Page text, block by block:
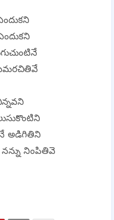
అడిగితిని
నింపితివె